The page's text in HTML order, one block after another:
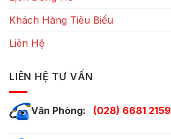
Khách Hàng Tiêu Biểu
Liên Hệ
LIÊN HỆ TƯ VẤN
Văn Phòng: (028) 6681 2159